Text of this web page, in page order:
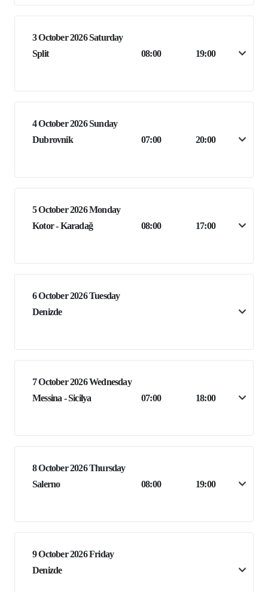
3 October 2026 Saturday
Split
08:00 19:00
4 October 2026 Sunday
Dubrovnik
07:00 20:00
5 October 2026 Monday
Kotor - Karadağ
08:00 17:00
6 October 2026 Tuesday
Denizde
7 October 2026 Wednesday
Messina - Sicilya
07:00 18:00
8 October 2026 Thursday
Salerno
08:00 19:00
9 October 2026 Friday
Denizde